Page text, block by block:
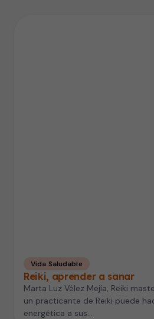
Vida Saludable
Reiki, aprender a sanar
Marta Luz Vélez Mejía, Reiki
un practicante de Reiki puede
energética a sus…